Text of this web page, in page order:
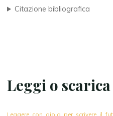
Citazione bibliografica
Leggi o